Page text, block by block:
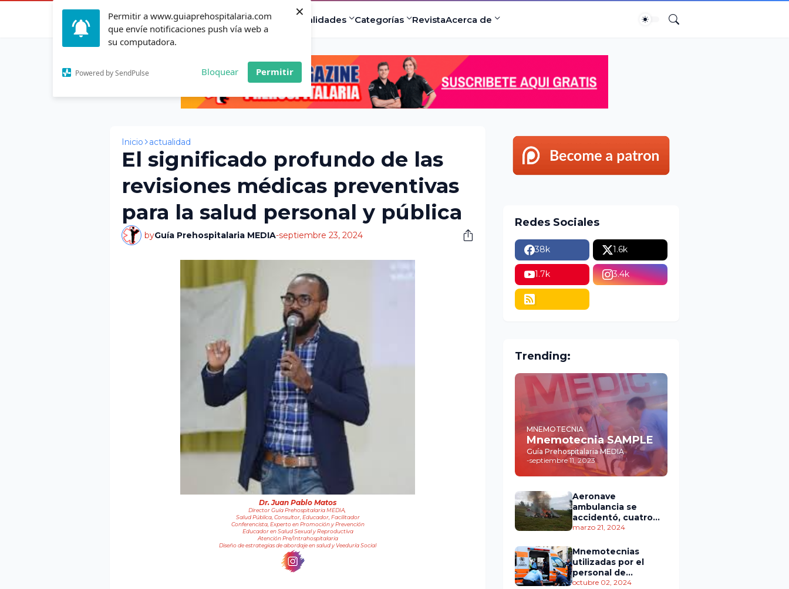
Permitir a www.guiaprehospitalaria.com
que envíe notificaciones push vía web a
su computadora.
Powered by SendPulse Bloquear Permitir
×
InicioActualidad Especialidades Categorías RevistaAcerca de
Inicio actualidad
El significado profundo de las
revisiones médicas preventivas
para la salud personal y pública
byGuía Prehospitalaria MEDIA-septiembre 23, 2024
Dr. Juan Pablo Matos
Director Guía Prehospitalaria MEDIA,
Salud Pública, Consultor, Educador, Facilitador
Conferencista, Experto en Promoción y Prevención
Educador en Salud Sexual y Reproductiva
Atención Pre/Intrahospitalaria
Diseño de estrategias de abordaje en salud y Veeduría Social
Redes Sociales
38k 1.6k
1.7k 3.4k
Trending:
MNEMOTECNIA
Mnemotecnia SAMPLE
Guía Prehospitalaria MEDIA
-septiembre 11, 2023
Aeronave
ambulancia se
accidentó, cuatro
personas murieron
marzo 21, 2024
Mnemotecnias
utilizadas por el
personal de
atención
octubre 02, 2024